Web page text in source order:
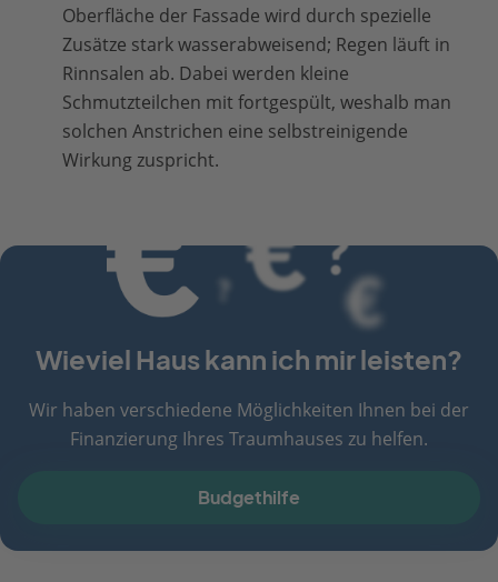
Oberfläche der Fassade wird durch spezielle
Zusätze stark wasserabweisend; Regen läuft in
Rinnsalen ab. Dabei werden kleine
Schmutzteilchen mit fortgespült, weshalb man
solchen Anstrichen eine selbstreinigende
Wirkung zuspricht.
Wieviel Haus kann ich mir leisten?
Wir haben verschiedene Möglichkeiten Ihnen bei der
Finanzierung Ihres Traumhauses zu helfen.
Budgethilfe